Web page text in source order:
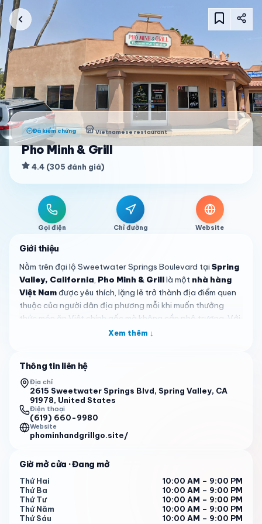
Đã kiểm chứng Vietnamese restaurant
Pho Minh & Grill
4.4 (305 đánh giá)
Gọi điện Chỉ đường Website
Giới thiệu
Nằm trên đại lộ Sweetwater Springs Boulevard tại Spring
Valley, California, Pho Minh & Grilllà một nhà hàng
Việt Namđược yêu thích, lặng lẽ trở thành địa điểm quen
thuộc của người dân địa phương mỗi khi muốn thưởng
thức món ăn Việt chính gốc mà không cần phô trương. Với
đánh giá 4.4 sao dựa trên hơn ba trăm lượt nhận xét, quán
hay chỉ đang đi ngang qua khu vực, đây là một điểm đến
đáng biết mỗi khi cơn thèm đồ Việt ập đến.
Trái tim của thực đơn xoay quanh món pho được nấu đúng
điệu. Khách hàng liên tục khen ngợi
thơm ngon
nhận ra được ninh bằng cả sự kiên nhẫn và tâm huyết. Pho
thịt bò mềm mại được nấu chín nhẹ nhàng bởi sức nóng
của nước dùng. Phần ăn
đảm bảo bạn sẽ
không bao giờ ra về mà vẫn đói, và sự kết hợp giữa rau
thơm tươi, sợi pho chất lượng cùng thịt mềm tạo nên một
trải nghiệm vừa no bụng vừa thực sự đậm chất Việt. Với ai
Xem thêm ↓
Thông tin liên hệ
Địa chỉ
2615 Sweetwater Springs Blvd, Spring Valley, CA
91978, United States
Điện thoại
(619) 660-9980
Website
phominhandgrillgo.site/
Giờ mở cửa · Đang mở
Thứ Hai
10:00 AM – 9:00 PM
Thứ Ba
10:00 AM – 9:00 PM
Thứ Tư
10:00 AM – 9:00 PM
Thứ Năm
10:00 AM – 9:00 PM
Thứ Sáu
10:00 AM – 9:00 PM